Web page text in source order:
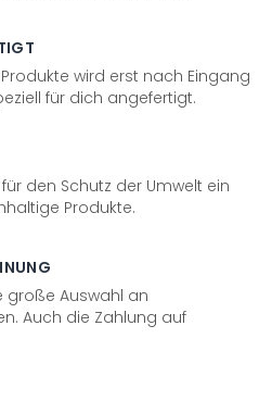
wird erst nach Eingang
für dich angefertigt.
den Schutz der Umwelt ein
Produkte.
große Auswahl an
Auch die Zahlung auf